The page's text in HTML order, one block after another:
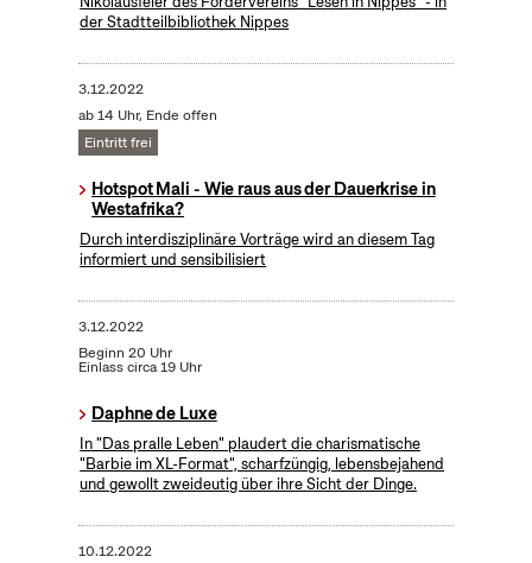
der Stadtteilbibliothek Nippes
3.12.2022
ab 14 Uhr, Ende offen
Eintritt frei
Hotspot Mali - Wie raus aus der Dauerkrise in
Westafrika?
Durch interdisziplinäre Vorträge wird an diesem Tag
informiert und sensibilisiert
3.12.2022
Beginn 20 Uhr
Einlass circa 19 Uhr
Daphne de Luxe
In "Das pralle Leben" plaudert die charismatische
"Barbie im XL-Format", scharfzüngig, lebensbejahend
und gewollt zweideutig über ihre Sicht der Dinge.
10.12.2022